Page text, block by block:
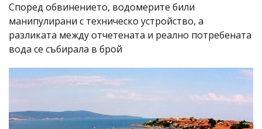
Според обвинението, водомерите били
манипулирани с техническо устройство, а
разликата между отчетената и реално потребената
вода се събирала в брой